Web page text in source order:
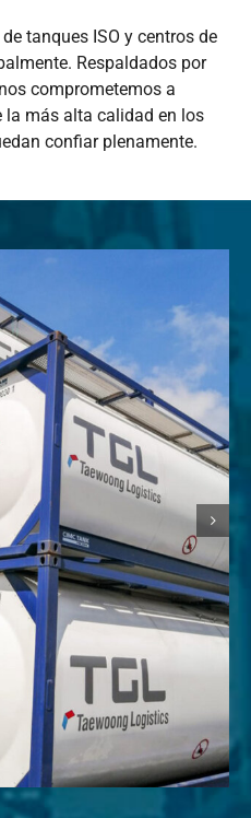
tanques ISO y centros de
Respaldados por
comprometemos a
la más alta calidad en los
confiar plenamente.